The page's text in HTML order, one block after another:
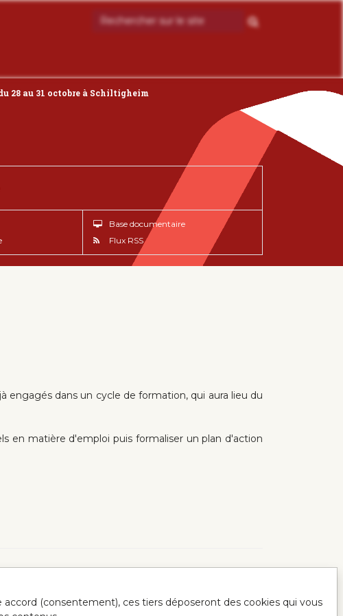
28 au 31 octobre à Schiltigheim
Base documentaire
Flux RSS
engagés dans un cycle de formation, qui aura lieu du
en matière d'emploi puis formaliser un plan d'action
(consentement), ces tiers déposeront des cookies qui vous